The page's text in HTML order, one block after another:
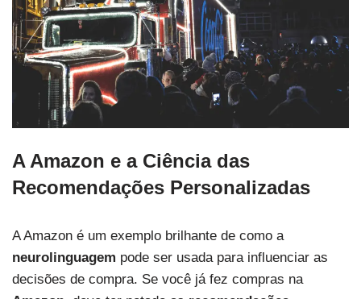
A Amazon e a Ciência das
Recomendações Personalizadas
A Amazon é um exemplo brilhante de como a
neurolinguagem pode ser usada para influenciar as
decisões de compra. Se você já fez compras na